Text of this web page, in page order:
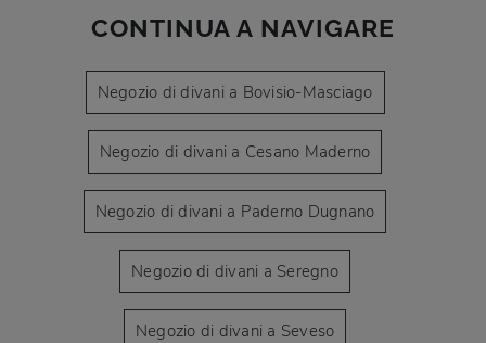
CONTINUA A NAVIGARE
Negozio di divani a Bovisio-Masciago
Negozio di divani a Cesano Maderno
Negozio di divani a Paderno Dugnano
Negozio di divani a Seregno
Negozio di divani a Seveso